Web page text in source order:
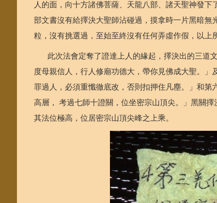
人的面，向十方諸佛菩薩、天龍八部、諸天聖神發
部文書沒有給擇決大聖師沾碰過，摸拿時一片黑暗
粒，沒有挑選過，至始至終沒有任何弄虛作假，以
此次法會定奪了證達上人的緣起，擇決出的三道
度母親信人，行人修廟功德大，帶你見佛成大聖。
罪過人，必須重懺徹底改，否則扣押住凡塵。」和
高層， 考過七師十證關，位坐密宗山頂尖。」黑關
其法位極高，位居密宗山頂尖峰之上乘。